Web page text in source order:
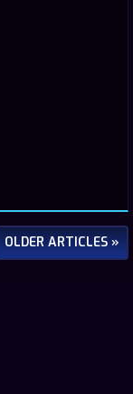
OLDER ARTICLES »